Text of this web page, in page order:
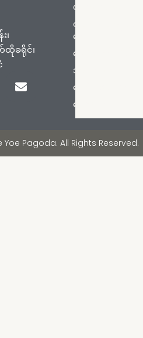
၊
ခရိုင်၊
Envelope
ပင်မစာမျက်နှာ
တက်ရောက်ရန်လမ်း
များ
စေတီတော်သမိုင်း
ဘုရားစေတီများ
ကြေငြာချက်များ
ဓာတ်ပုံများ
Pagoda. All Rights Reserved.